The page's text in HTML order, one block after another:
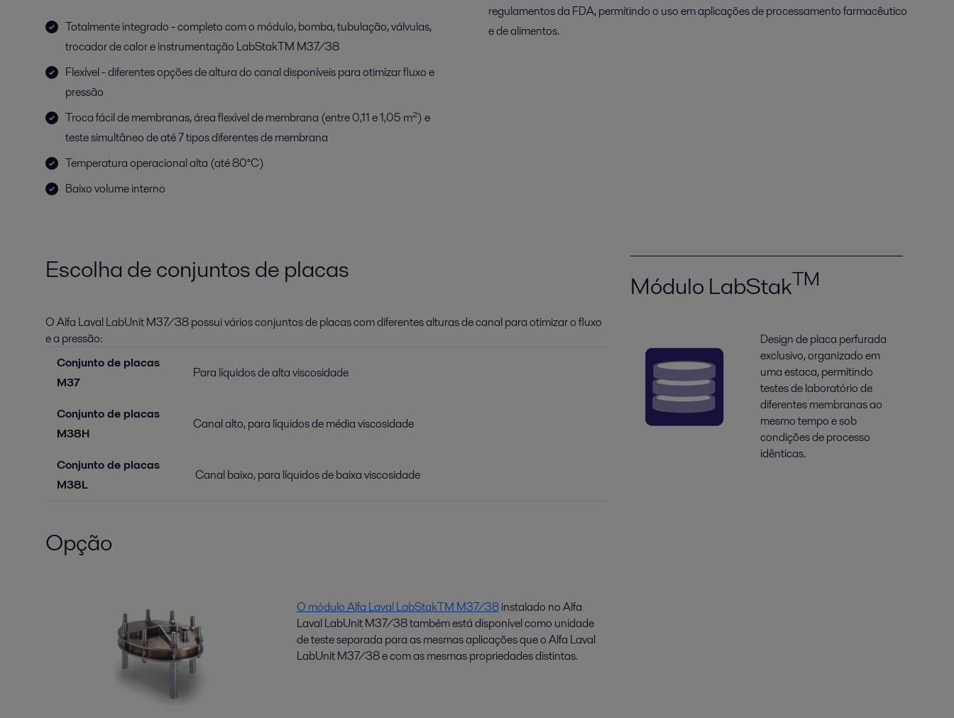
Totalmente integrado - completo com o módulo, bomba, tubulação, válvulas,
trocador de calor e instrumentação LabStakTM M37/38
Flexível - diferentes opções de altura do canal disponíveis para otimizar fluxo e
pressão
Troca fácil de membranas, área flexível de membrana (entre 0,11 e 1,05 m²) e
teste simultâneo de até 7 tipos diferentes de membrana
Temperatura operacional alta (até 80°C)
Baixo volume interno
regulamentos da FDA, permitindo o uso em aplicações de processamento farmacêutico
e de alimentos.
Escolha de conjuntos de placas
O Alfa Laval LabUnit M37/38 possui vários conjuntos de placas com diferentes alturas de canal para otimizar o fluxo
e a pressão:
Conjunto de placas
M37
Para líquidos de alta viscosidade
Conjunto de placas
M38H
Canal alto, para líquidos de média viscosidade
Conjunto de placas
M38L
Canal baixo, para líquidos de baixa viscosidade
Opção
O módulo Alfa Laval LabStakTM M37/38instalado no Alfa
Laval LabUnit M37/38 também está disponível como unidade
de teste separada para as mesmas aplicações que o Alfa Laval
LabUnit M37/38 e com as mesmas propriedades distintas.
Módulo LabStakTM
Design de placa perfurada
exclusivo, organizado em
uma estaca, permitindo
testes de laboratório de
diferentes membranas ao
mesmo tempo e sob
condições de processo
idênticas.